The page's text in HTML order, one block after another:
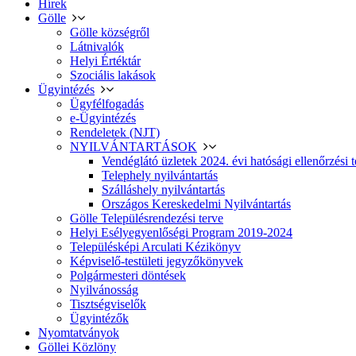
Hírek
Gölle
Gölle községről
Látnivalók
Helyi Értéktár
Szociális lakások
Ügyintézés
Ügyfélfogadás
e-Ügyintézés
Rendeletek (NJT)
NYILVÁNTARTÁSOK
Vendéglátó üzletek 2024. évi hatósági ellenőrzési
Telephely nyilvántartás
Szálláshely nyilvántartás
Országos Kereskedelmi Nyilvántartás
Gölle Településrendezési terve
Helyi Esélyegyenlőségi Program 2019-2024
Településképi Arculati Kézikönyv
Képviselő-testületi jegyzőkönyvek
Polgármesteri döntések
Nyilvánosság
Tisztségviselők
Ügyintézők
Nyomtatványok
Göllei Közlöny